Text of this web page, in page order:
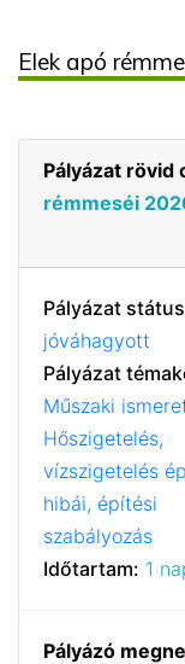
Elek apó
Pályázat rövid
rémmeséi
Pályázat
jóváhagyott
Pályázat
Műszaki
Hőszigetelés,
vízszigetelés
hibái, építési
szabályozás
Időtartam: 1
Pályázó